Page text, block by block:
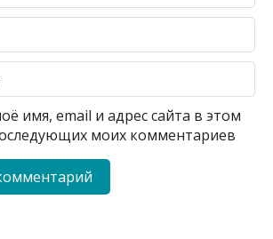
имя, email и адрес сайта в этом
моих комментариев